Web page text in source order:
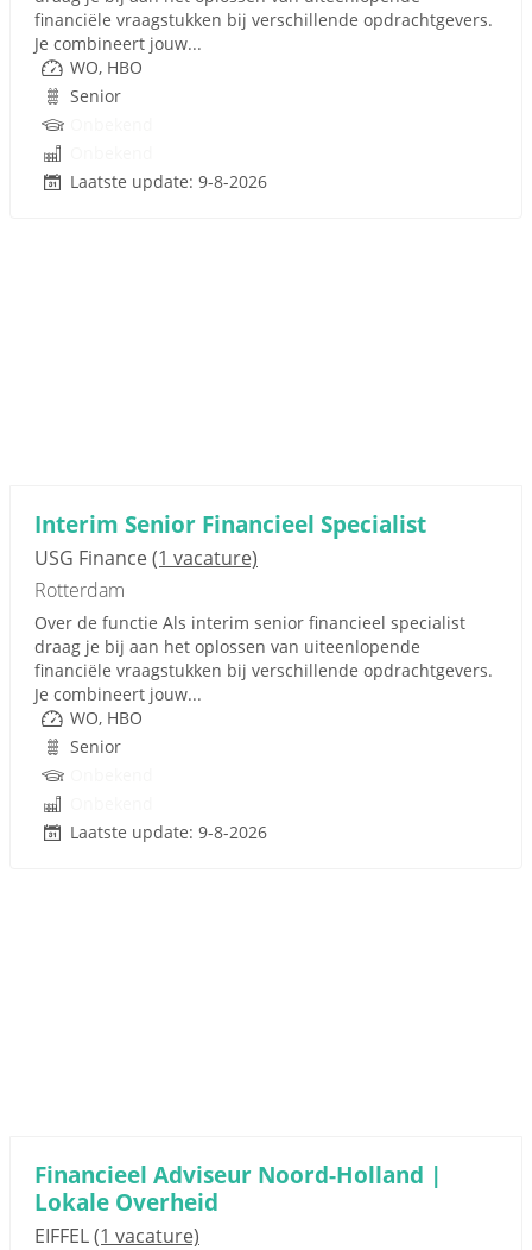
financiële vraagstukken bij verschillende opdrachtgevers.
Je combineert jouw...
WO, HBO
Senior
Laatste update: 9-8-2026
Interim Senior Financieel Specialist
USG Finance(1 vacature)
Rotterdam
Over de functie Als interim senior financieel specialist
draag je bij aan het oplossen van uiteenlopende
financiële vraagstukken bij verschillende opdrachtgevers.
Je combineert jouw...
WO, HBO
Senior
Laatste update: 9-8-2026
Financieel Adviseur Noord-Holland |
Lokale Overheid
EIFFEL(1 vacature)